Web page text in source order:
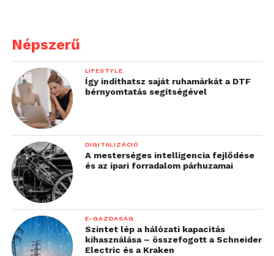
Népszerű
LIFESTYLE
Így indíthatsz saját ruhamárkát a DTF
bérnyomtatás segítségével
DIGITALIZÁCIÓ
A mesterséges intelligencia fejlődése
és az ipari forradalom párhuzamai
E-GAZDASÁG
Szintet lép a hálózati kapacitás
kihasználása – összefogott a Schneider
Electric és a Kraken